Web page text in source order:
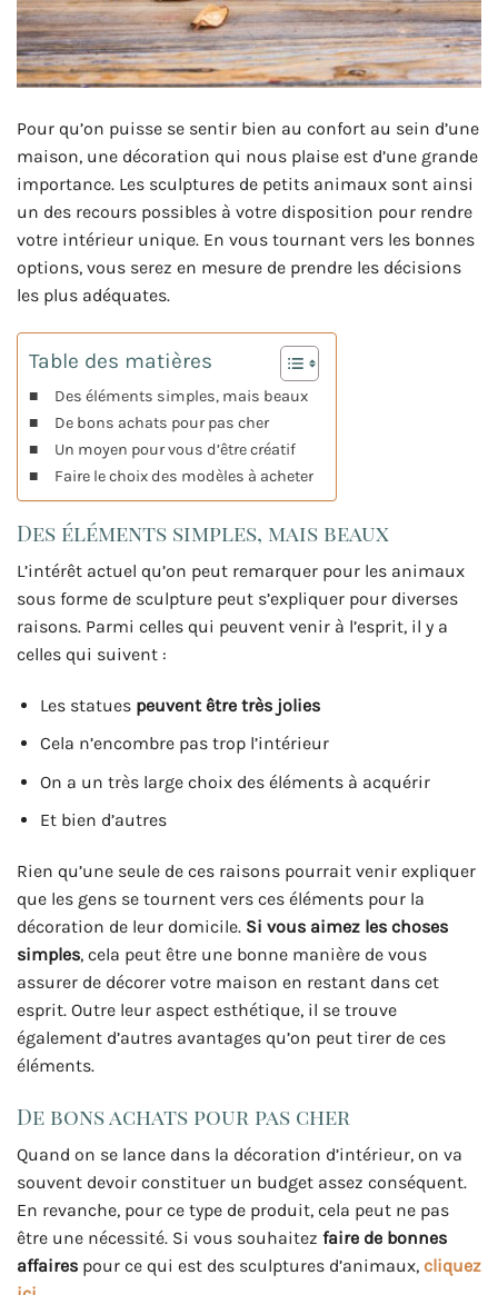
Pour qu’on puisse se sentir bien au confort au sein d’une
maison, une décoration qui nous plaise est d’une grande
importance. Les sculptures de petits animaux sont ainsi
un des recours possibles à votre disposition pour rendre
votre intérieur unique. En vous tournant vers les bonnes
options, vous serez en mesure de prendre les décisions
les plus adéquates.
Table des matières
Des éléments simples, mais beaux
De bons achats pour pas cher
Un moyen pour vous d’être créatif
Faire le choix des modèles à acheter
Des éléments simples, mais beaux
L’intérêt actuel qu’on peut remarquer pour les animaux
sous forme de sculpture peut s’expliquer pour diverses
raisons. Parmi celles qui peuvent venir à l’esprit, il y a
celles qui suivent :
Les statues peuvent être très jolies
Cela n’encombre pas trop l’intérieur
On a un très large choix des éléments à acquérir
Et bien d’autres
Rien qu’une seule de ces raisons pourrait venir expliquer
que les gens se tournent vers ces éléments pour la
décoration de leur domicile. Si vous aimez les choses
simples, cela peut être une bonne manière de vous
assurer de décorer votre maison en restant dans cet
esprit. Outre leur aspect esthétique, il se trouve
également d’autres avantages qu’on peut tirer de ces
éléments.
De bons achats pour pas cher
Quand on se lance dans la décoration d’intérieur, on va
souvent devoir constituer un budget assez conséquent.
En revanche, pour ce type de produit, cela peut ne pas
être une nécessité. Si vous souhaitez faire de bonnes
affaires pour ce qui est des sculptures d’animaux, cliquez